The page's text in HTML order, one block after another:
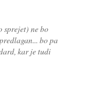
sprejet) ne bo
bo pa
kar je tudi